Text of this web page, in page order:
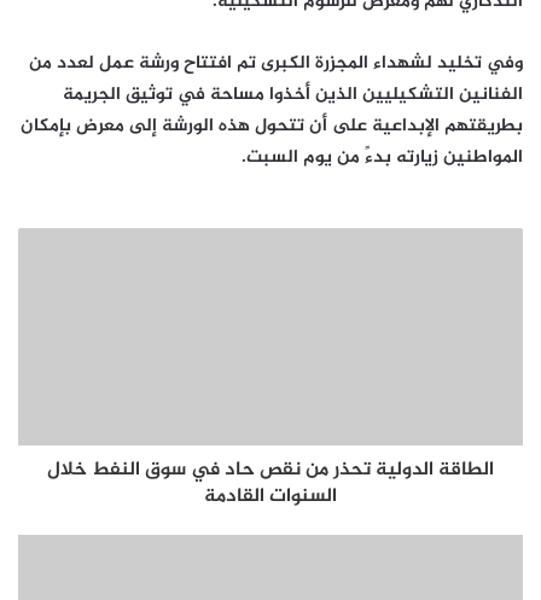
وفي تخليد لشهداء المجزرة الكبرى تم افتتاح ورشة عمل لعدد من
الفنانين التشكيليين الذين أخذوا مساحة في توثيق الجريمة
بطريقتهم الإبداعية على أن تتحول هذه الورشة إلى معرض بإمكان
المواطنين زيارته بدءً من يوم السبت.
الطاقة الدولية تحذر من نقص حاد في سوق النفط خلال
السنوات القادمة